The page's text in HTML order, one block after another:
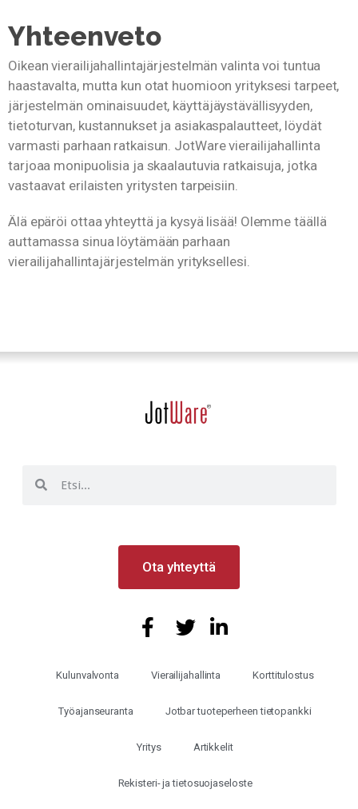
Yhteenveto
Oikean vierailijahallintajärjestelmän valinta voi tuntua
haastavalta, mutta kun otat huomioon yrityksesi tarpeet,
järjestelmän ominaisuudet, käyttäjäystävällisyyden,
tietoturvan, kustannukset ja asiakaspalautteet, löydät
varmasti parhaan ratkaisun. JotWare vierailijahallinta
tarjoaa monipuolisia ja skaalautuvia ratkaisuja, jotka
vastaavat erilaisten yritysten tarpeisiin.
Älä epäröi ottaa yhteyttä ja kysyä lisää! Olemme täällä
auttamassa sinua löytämään parhaan
vierailijahallintajärjestelmän yrityksellesi.
Ota yhteyttä
Kulunvalvonta Vierailijahallinta Korttitulostus
Työajanseuranta Jotbar tuoteperheen tietopankki
Yritys Artikkelit
Rekisteri- ja tietosuojaseloste